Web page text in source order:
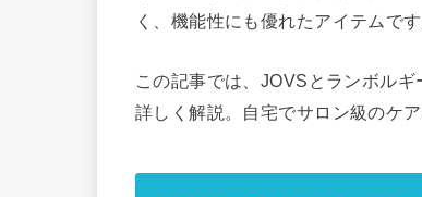
く、機能性にも優れたアイテムです
この記事では、JOVSとランボル
詳しく解説。自宅でサロン級のケ